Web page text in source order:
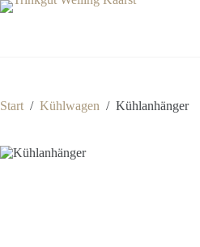
Zum
Start / Kühlwagen / Kühlanhänger